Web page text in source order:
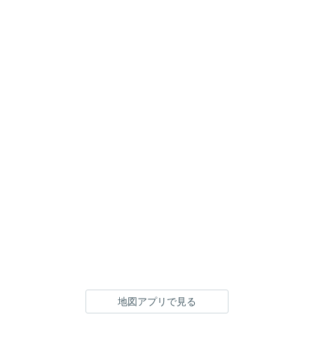
地図アプリで見る